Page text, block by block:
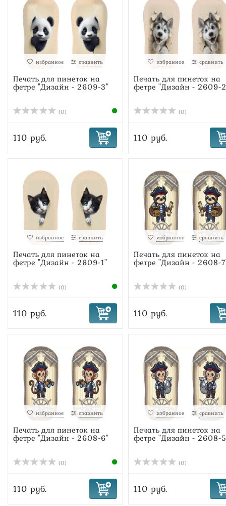
избранное сравнить
Печать для пинеток на
фетре "Дизайн - 2609-3"
(0)
110 руб.
избранное сравнить
Печать для пинеток на
фетре "Дизайн - 2609-
(0)
110 руб.
избранное сравнить
Печать для пинеток на
фетре "Дизайн - 2609-1"
(0)
110 руб.
избранное сравнить
Печать для пинеток на
фетре "Дизайн - 2608-
(0)
110 руб.
избранное сравнить
Печать для пинеток на
фетре "Дизайн - 2608-6"
(0)
110 руб.
избранное сравнить
Печать для пинеток на
фетре "Дизайн - 2608-
(0)
110 руб.